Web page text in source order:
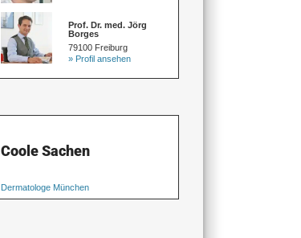
Prof. Dr. med. Jörg
Borges
79100 Freiburg
» Profil ansehen
Coole Sachen
Dermatologe München